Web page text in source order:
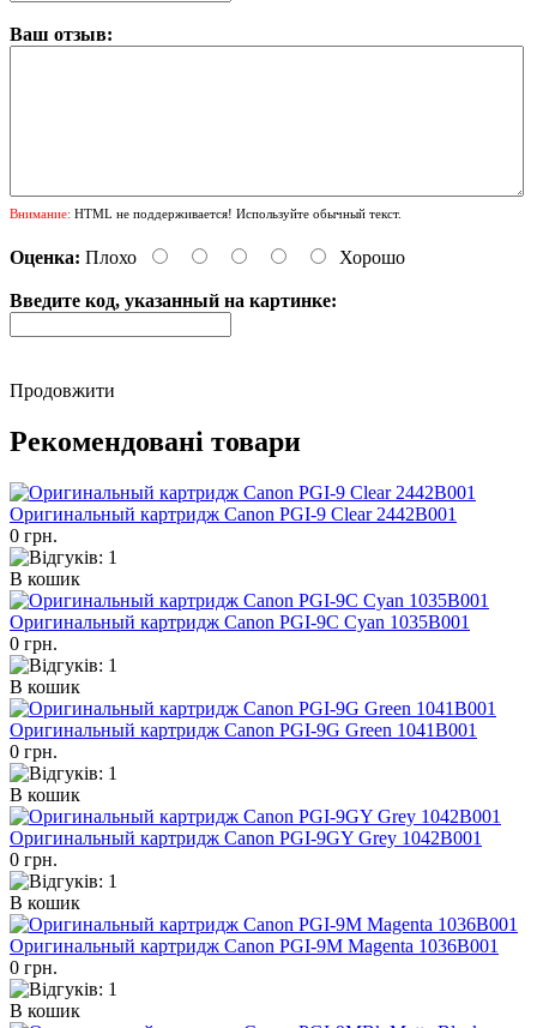
Ваш отзыв:
Внимание: HTML не поддерживается! Используйте обычный текст.
Оценка: Плохо Хорошо
Введите код, указанный на картинке:
Продовжити
Рекомендовані товари
Оригинальный картридж Canon PGI-9 Clear 2442B001
0 грн.
В кошик
Оригинальный картридж Canon PGI-9C Cyan 1035B001
0 грн.
В кошик
Оригинальный картридж Canon PGI-9G Green 1041B001
0 грн.
В кошик
Оригинальный картридж Canon PGI-9GY Grey 1042B001
0 грн.
В кошик
Оригинальный картридж Canon PGI-9M Magenta 1036B001
0 грн.
В кошик